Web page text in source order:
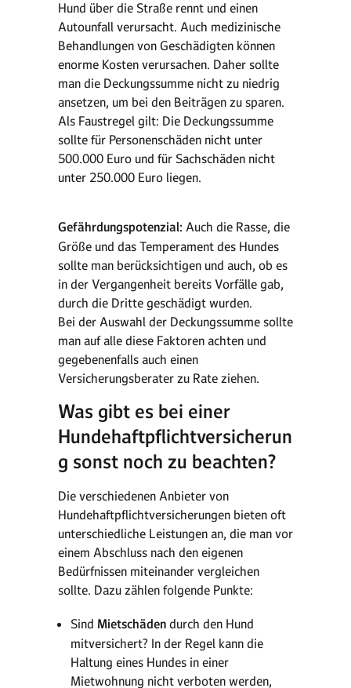
Hund über die Straße rennt und einen
Autounfall verursacht. Auch medizinische
Behandlungen von Geschädigten können
enorme Kosten verursachen. Daher sollte
man die Deckungssumme nicht zu niedrig
ansetzen, um bei den Beiträgen zu sparen.
Als Faustregel gilt: Die Deckungssumme
sollte für Personenschäden nicht unter
500.000 Euro und für Sachschäden nicht
unter 250.000 Euro liegen.
Gefährdungspotenzial: Auch die Rasse, die
Größe und das Temperament des Hundes
sollte man berücksichtigen und auch, ob es
in der Vergangenheit bereits Vorfälle gab,
durch die Dritte geschädigt wurden.
Bei der Auswahl der Deckungssumme sollte
man auf alle diese Faktoren achten und
gegebenenfalls auch einen
Versicherungsberater zu Rate ziehen.
Was gibt es bei einer
Hundehaftpflichtversicherun
g sonst noch zu beachten?
Die verschiedenen Anbieter von
Hundehaftpflichtversicherungen bieten oft
unterschiedliche Leistungen an, die man vor
einem Abschluss nach den eigenen
Bedürfnissen miteinander vergleichen
sollte. Dazu zählen folgende Punkte:
Sind Mietschäden durch den Hund
mitversichert? In der Regel kann die
Haltung eines Hundes in einer
Mietwohnung nicht verboten werden,